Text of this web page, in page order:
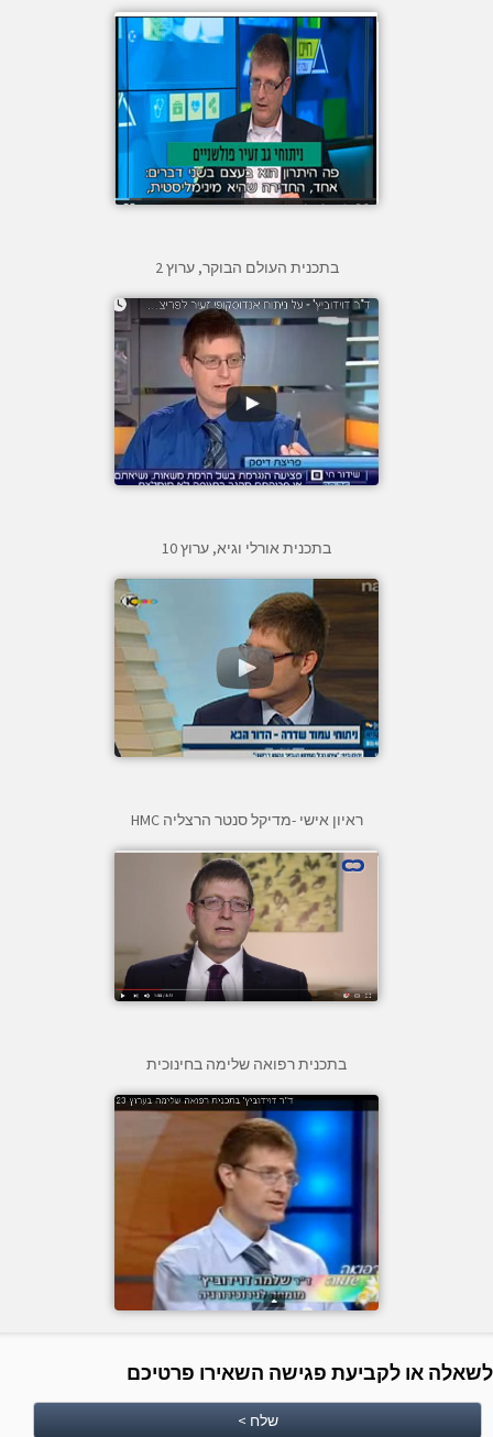
בתכנית העולם הבוקר, ערוץ 2
בתכנית אורלי וגיא, ערוץ 10
ראיון אישי -מדיקל סנטר הרצליה HMC
בתכנית רפואה שלימה בחינוכית
לשאלה או לקביעת פגישה השאירו פרטיכם
שלח >